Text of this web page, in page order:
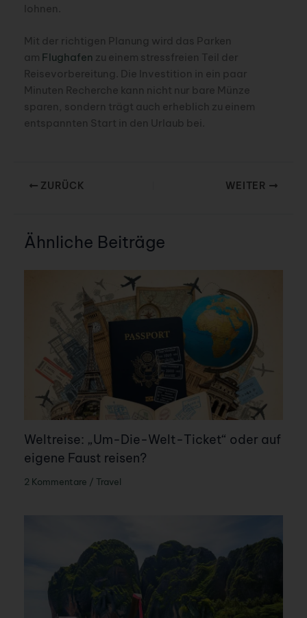
lohnen.
Mit der richtigen Planung wird das Parken
am Flughafen zu einem stressfreien Teil der
Reisevorbereitung. Die Investition in ein paar
Minuten Recherche kann nicht nur bare Münze
sparen, sondern trägt auch erheblich zu einem
entspannten Start in den Urlaub bei.
ZURÜCK WEITER
Ähnliche Beiträge
Weltreise: „Um-Die-Welt-Ticket“ oder auf
eigene Faust reisen?
2 Kommentare / Travel